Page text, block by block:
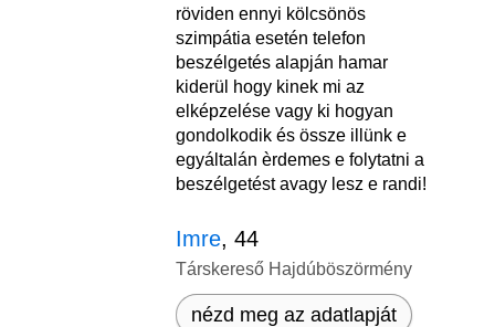
röviden ennyi kölcsönös
szimpátia esetén telefon
beszélgetés alapján hamar
kiderül hogy kinek mi az
elképzelése vagy ki hogyan
gondolkodik és össze illünk e
egyáltalán èrdemes e folytatni a
beszélgetést avagy lesz e randi!
Imre, 44
Társkereső Hajdúböszörmény
nézd meg az adatlapját